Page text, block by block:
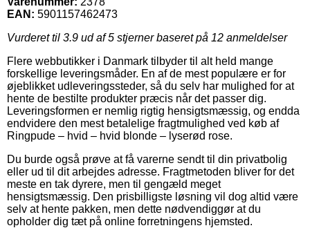
EAN: 5901157462473
Vurderet til 3.9 ud af 5 stjerner baseret på 12 anmeldelser
Flere webbutikker i Danmark tilbyder til alt held mange
forskellige leveringsmåder. En af de mest populære er for
øjeblikket udleveringssteder, så du selv har mulighed for at
hente de bestilte produkter præcis når det passer dig.
Leveringsformen er nemlig rigtig hensigtsmæssig, og endda
endvidere den mest betalelige fragtmulighed ved køb af
Ringpude – hvid – hvid blonde – lyserød rose.
Du burde også prøve at få varerne sendt til din privatbolig
eller ud til dit arbejdes adresse. Fragtmetoden bliver for det
meste en tak dyrere, men til gengæld meget
hensigtsmæssig. Den prisbilligste løsning vil dog altid være
selv at hente pakken, men dette nødvendiggør at du
opholder dig tæt på online forretningens hjemsted.